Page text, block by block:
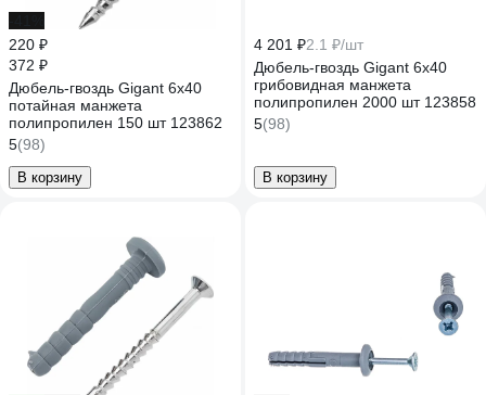
220 ₽
372 ₽
Дюбель-гвоздь Gigant 6x40
потайная манжета
полипропилен 150 шт 123862
5(98)
В корзину
4 201 ₽2.1 ₽/шт
Дюбель-гвоздь Gigant 6x40
грибовидная манжета
полипропилен 2000 шт 123858
5(98)
В корзину